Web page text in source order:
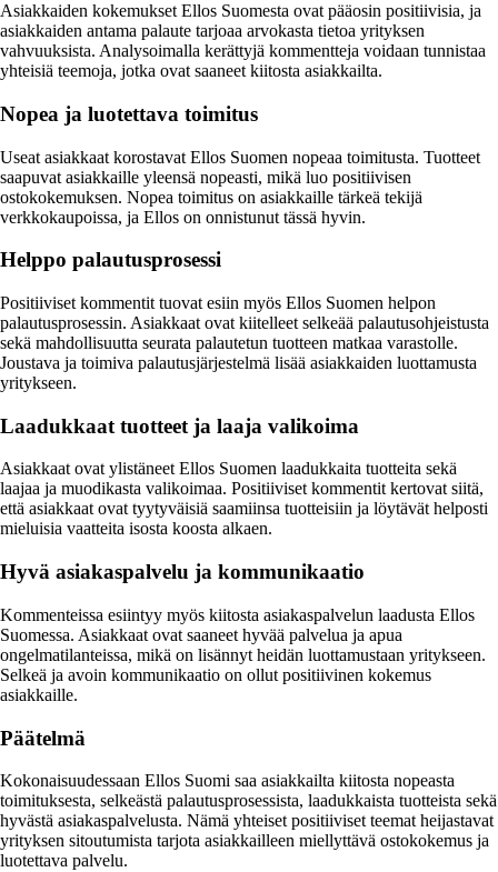
Asiakkaiden kokemukset Ellos Suomesta ovat pääosin positiivisia, ja
asiakkaiden antama palaute tarjoaa arvokasta tietoa yrityksen
vahvuuksista. Analysoimalla kerättyjä kommentteja voidaan tunnistaa
yhteisiä teemoja, jotka ovat saaneet kiitosta asiakkailta.
Nopea ja luotettava toimitus
Useat asiakkaat korostavat Ellos Suomen nopeaa toimitusta. Tuotteet
saapuvat asiakkaille yleensä nopeasti, mikä luo positiivisen
ostokokemuksen. Nopea toimitus on asiakkaille tärkeä tekijä
verkkokaupoissa, ja Ellos on onnistunut tässä hyvin.
Helppo palautusprosessi
Positiiviset kommentit tuovat esiin myös Ellos Suomen helpon
palautusprosessin. Asiakkaat ovat kiitelleet selkeää palautusohjeistusta
sekä mahdollisuutta seurata palautetun tuotteen matkaa varastolle.
Joustava ja toimiva palautusjärjestelmä lisää asiakkaiden luottamusta
yritykseen.
Laadukkaat tuotteet ja laaja valikoima
Asiakkaat ovat ylistäneet Ellos Suomen laadukkaita tuotteita sekä
laajaa ja muodikasta valikoimaa. Positiiviset kommentit kertovat siitä,
että asiakkaat ovat tyytyväisiä saamiinsa tuotteisiin ja löytävät helposti
mieluisia vaatteita isosta koosta alkaen.
Hyvä asiakaspalvelu ja kommunikaatio
Kommenteissa esiintyy myös kiitosta asiakaspalvelun laadusta Ellos
Suomessa. Asiakkaat ovat saaneet hyvää palvelua ja apua
ongelmatilanteissa, mikä on lisännyt heidän luottamustaan yritykseen.
Selkeä ja avoin kommunikaatio on ollut positiivinen kokemus
asiakkaille.
Päätelmä
Kokonaisuudessaan Ellos Suomi saa asiakkailta kiitosta nopeasta
toimituksesta, selkeästä palautusprosessista, laadukkaista tuotteista sekä
hyvästä asiakaspalvelusta. Nämä yhteiset positiiviset teemat heijastavat
yrityksen sitoutumista tarjota asiakkailleen miellyttävä ostokokemus ja
luotettava palvelu.